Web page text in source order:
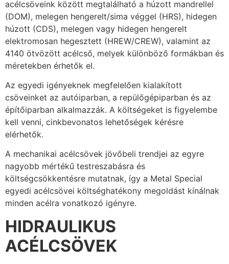
acélcsöveink között megtalálható a húzott mandrellel
(DOM), melegen hengerelt/sima véggel (HRS), hidegen
húzott (CDS), melegen vagy hidegen hengerelt
elektromosan hegesztett (HREW/CREW), valamint az
4140 ötvözött acélcső, melyek különböző formákban és
méretekben érhetők el.
Az egyedi igényeknek megfelelően kialakított
csöveinket az autóiparban, a repülőgépiparban és az
építőiparban alkalmazzák. A költségeket is figyelembe
kell venni, cinkbevonatos lehetőségek kérésre
elérhetők.
A mechanikai acélcsövek jövőbeli trendjei az egyre
nagyobb mértékű testreszabásra és
költségcsökkentésre mutatnak, így a Metal Special
egyedi acélcsövei költséghatékony megoldást kínálnak
minden acélra vonatkozó igényre.
HIDRAULIKUS
ACÉLCSÖVEK